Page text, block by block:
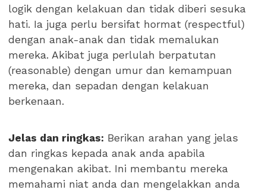
logik dengan kelakuan dan tidak diberi sesuka
hati. Ia juga perlu bersifat hormat (respectful)
dengan anak-anak dan tidak memalukan
mereka. Akibat juga perlulah berpatutan
(reasonable) dengan umur dan kemampuan
mereka, dan sepadan dengan kelakuan
berkenaan.
Jelas dan ringkas: Berikan arahan yang jelas
dan ringkas kepada anak anda apabila
mengenakan akibat. Ini membantu mereka
memahami niat anda dan mengelakkan anda